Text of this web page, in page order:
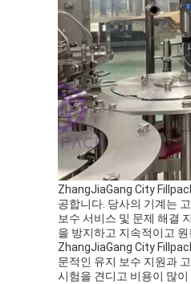
ZhangJiaGang City
공합니다. 당사의 기계는
보수 서비스 및 문제 해결
을 방지하고 지속적이고
ZhangJiaGang City
문적인 유지 보수 지원과
시험을 견디고 비용이 많